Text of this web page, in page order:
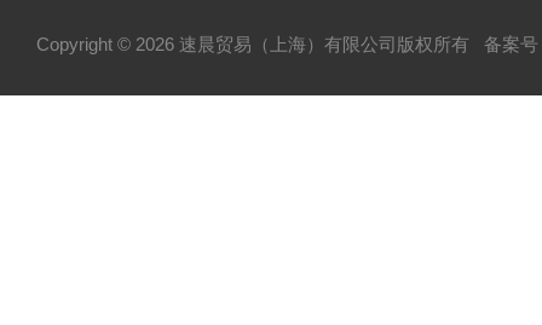
Copyright © 2026 速晨贸易（上海）有限公司版权所有 备案号